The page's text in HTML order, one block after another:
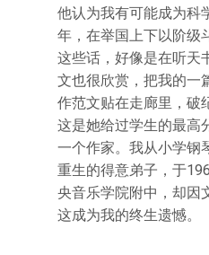
他认为我有可能成为科
年，在举国上下以阶级
这些话，好像是在听天
文也很欣赏，把我的一
作范文贴在走廊里，破
这是她给过学生的最高
一个作家。我从小学钢
重生的得意弟子，于
央音乐学院附中，却因
这成为我的终生遗憾。